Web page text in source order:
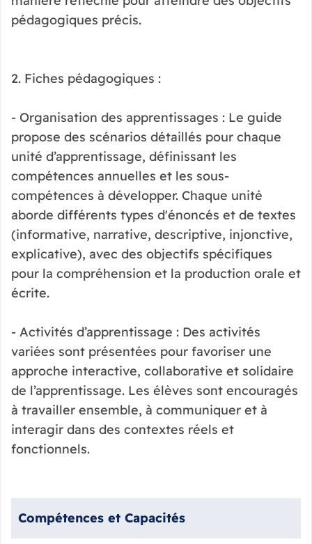
pédagogiques précis.
2. Fiches pédagogiques :
- Organisation des apprentissages : Le guide
propose des scénarios détaillés pour chaque
unité d’apprentissage, définissant les
compétences annuelles et les sous-
compétences à développer. Chaque unité
aborde différents types d'énoncés et de textes
(informative, narrative, descriptive, injonctive,
explicative), avec des objectifs spécifiques
pour la compréhension et la production orale et
écrite.
- Activités d’apprentissage : Des activités
variées sont présentées pour favoriser une
approche interactive, collaborative et solidaire
de l’apprentissage. Les élèves sont encouragés
à travailler ensemble, à communiquer et à
interagir dans des contextes réels et
fonctionnels.
Compétences et Capacités